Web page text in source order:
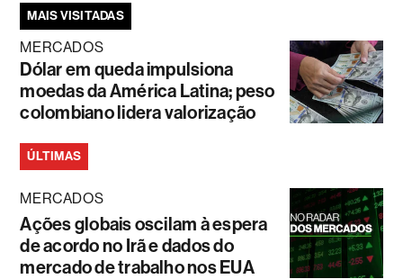
MAIS VISITADAS
MERCADOS
Dólar em queda impulsiona
moedas da América Latina; peso
colombiano lidera valorização
ÚLTIMAS
MERCADOS
Ações globais oscilam à espera
de acordo no Irã e dados do
mercado de trabalho nos EUA